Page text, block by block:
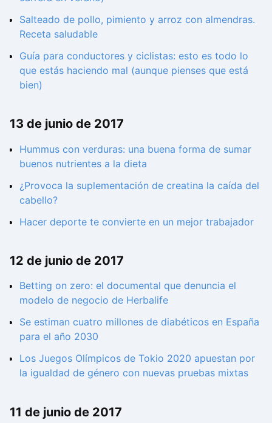
Salteado de pollo, pimiento y arroz con almendras.
Receta saludable
Guía para conductores y ciclistas: esto es todo lo
que estás haciendo mal (aunque pienses que está
bien)
13 de junio de 2017
Hummus con verduras: una buena forma de sumar
buenos nutrientes a la dieta
¿Provoca la suplementación de creatina la caída del
cabello?
Hacer deporte te convierte en un mejor trabajador
12 de junio de 2017
Betting on zero: el documental que denuncia el
modelo de negocio de Herbalife
Se estiman cuatro millones de diabéticos en España
para el año 2030
Los Juegos Olímpicos de Tokio 2020 apuestan por
la igualdad de género con nuevas pruebas mixtas
11 de junio de 2017